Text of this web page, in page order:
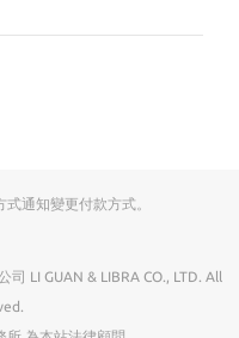
通知變更付款方式。
司 LI GUAN & LIBRA CO., LTD. All